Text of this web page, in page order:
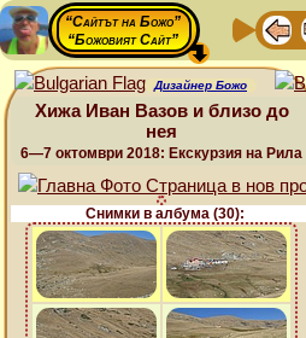
“Сайтът на Божо”
“Божовият Сайт”
Дизайнер Божо
Хижа Иван Вазов и близо до
нея
6—7 октомври 2018: Екскурзия на Рила
Снимки в албума (30):